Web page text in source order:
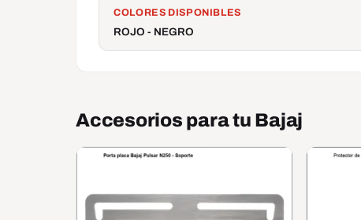
COLORES DISPONIBLES
ROJO - NEGRO
Accesorios para tu Bajaj